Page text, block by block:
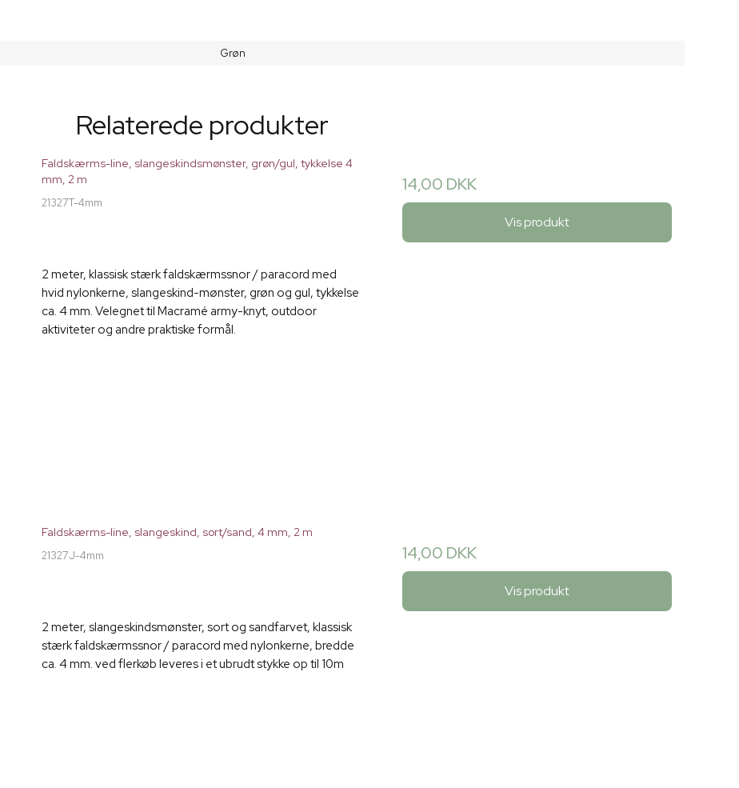
Grøn
Relaterede produkter
Faldskærms-line, slangeskindsmønster, grøn/gul, tykkelse 4
mm, 2 m
21327T-4mm
2 meter, klassisk stærk faldskærmssnor / paracord med
hvid nylonkerne, slangeskind-mønster, grøn og gul, tykkelse
ca. 4 mm. Velegnet til Macramé army-knyt, outdoor
aktiviteter og andre praktiske formål.
14,00 DKK
Vis produkt
Faldskærms-line, slangeskind, sort/sand, 4 mm, 2 m
21327J-4mm
2 meter, slangeskindsmønster, sort og sandfarvet, klassisk
stærk faldskærmssnor / paracord med nylonkerne, bredde
ca. 4 mm. ved flerkøb leveres i et ubrudt stykke op til 10m
14,00 DKK
Vis produkt